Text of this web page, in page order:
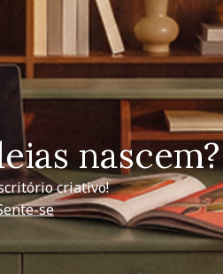
nascem?
criativo!
se